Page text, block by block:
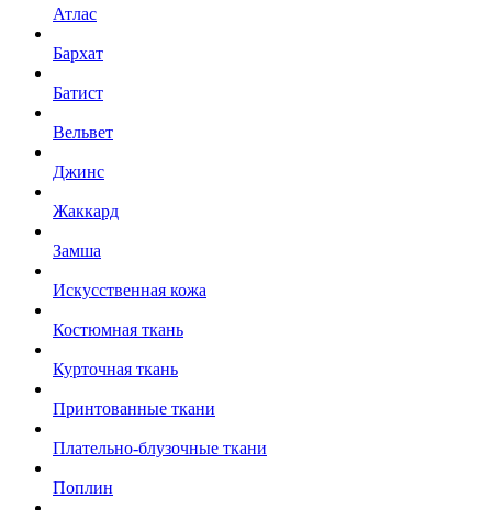
Атлас
Бархат
Батист
Вельвет
Джинс
Жаккард
Замша
Искусственная кожа
Костюмная ткань
Курточная ткань
Принтованные ткани
Плательно-блузочные ткани
Поплин